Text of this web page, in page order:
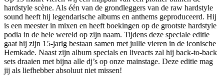
hardstyle scène. Als één van de grondleggers van de raw hardstyle
sound heeft hij legendarische albums en anthems geproduceerd. Hij
is een meester in mixen en heeft boekingen op de grootste hardstyle
podia in de hele wereld op zijn naam. Tijdens deze speciale editie
gaat hij zijn 15-jarig bestaan samen met jullie vieren in de iconische
Hemkade. Naast zijn album specials en liveacts zal hij back-to-back
sets draaien met bijna alle dj’s op onze mainstage. Deze editie mag
jij als liefhebber absoluut niet missen!